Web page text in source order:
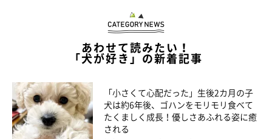
あわせて読みたい！
「犬が好き」の新着記事
「小さくて心配だった」生後2カ月の子
犬は約6年後、ゴハンをモリモリ食べて
たくましく成長！優しさあふれる姿に癒
される